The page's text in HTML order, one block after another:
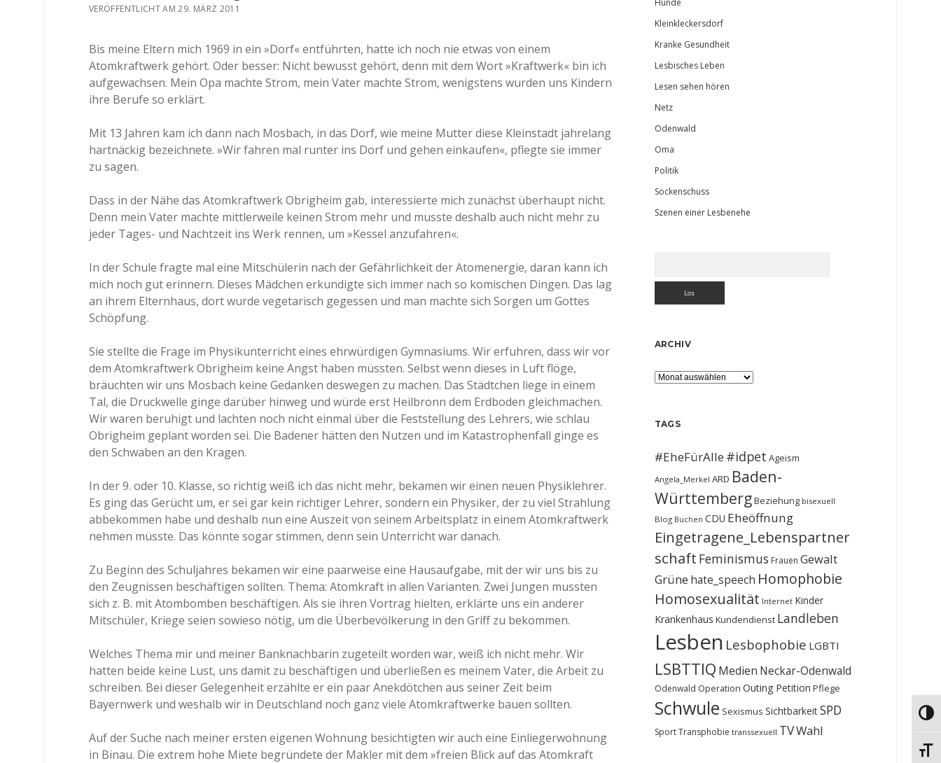
VERÖFFENTLICHT AM 29. MÄRZ 2011
Bis meine Eltern mich 1969 in ein »Dorf« entführten, hatte ich noch nie etwas von einem
Atomkraftwerk gehört. Oder besser: Nicht bewusst gehört, denn mit dem Wort »Kraftwerk« bin ich
aufgewachsen. Mein Opa machte Strom, mein Vater machte Strom, wenigstens wurden uns Kindern
ihre Berufe so erklärt.
Mit 13 Jahren kam ich dann nach Mosbach, in das Dorf, wie meine Mutter diese Kleinstadt jahrelang
hartnäckig bezeichnete. »Wir fahren mal runter ins Dorf und gehen einkaufen«, pflegte sie immer
zu sagen.
Dass in der Nähe das Atomkraftwerk Obrigheim gab, interessierte mich zunächst überhaupt nicht.
Denn mein Vater machte mittlerweile keinen Strom mehr und musste deshalb auch nicht mehr zu
jeder Tages- und Nachtzeit ins Werk rennen, um »Kessel anzufahren«.
In der Schule fragte mal eine Mitschülerin nach der Gefährlichkeit der Atomenergie, daran kann ich
mich noch gut erinnern. Dieses Mädchen erkundigte sich immer nach so komischen Dingen. Das lag
an ihrem Elternhaus, dort wurde vegetarisch gegessen und man machte sich Sorgen um Gottes
Schöpfung.
Sie stellte die Frage im Physikunterricht eines ehrwürdigen Gymnasiums. Wir erfuhren, dass wir vor
dem Atomkraftwerk Obrigheim keine Angst haben müssten. Selbst wenn dieses in Luft flöge,
bräuchten wir uns Mosbach keine Gedanken deswegen zu machen. Das Städtchen liege in einem
Tal, die Druckwelle ginge darüber hinweg und würde erst Heilbronn dem Erdboden gleichmachen.
Wir waren beruhigt und lachten noch nicht einmal über die Feststellung des Lehrers, wie schlau
Obrigheim geplant worden sei. Die Badener hätten den Nutzen und im Katastrophenfall ginge es
den Schwaben an den Kragen.
In der 9. oder 10. Klasse, so richtig weiß ich das nicht mehr, bekamen wir einen neuen Physiklehrer.
Es ging das Gerücht um, er sei gar kein richtiger Lehrer, sondern ein Physiker, der zu viel Strahlung
abbekommen habe und deshalb nun eine Auszeit von seinem Arbeitsplatz in einem Atomkraftwerk
nehmen müsste. Das könnte sogar stimmen, denn sein Unterricht war danach.
Zu Beginn des Schuljahres bekamen wir eine paarweise eine Hausaufgabe, mit der wir uns bis zu
den Zeugnissen beschäftigen sollten. Thema: Atomkraft in allen Varianten. Zwei Jungen mussten
sich z. B. mit Atombomben beschäftigen. Als sie ihren Vortrag hielten, erklärte uns ein anderer
Mitschüler, Kriege seien sowieso nötig, um die Überbevölkerung in den Griff zu bekommen.
Welches Thema mir und meiner Banknachbarin zugeteilt worden war, weiß ich nicht mehr. Wir
hatten beide keine Lust, uns damit zu beschäftigen und überließen es meinem Vater, die Arbeit zu
schreiben. Bei dieser Gelegenheit erzählte er ein paar Anekdötchen aus seiner Zeit beim
Bayernwerk und weshalb wir in Deutschland noch ganz viele Atomkraftwerke bauen sollten.
Auf der Suche nach meiner ersten eigenen Wohnung besichtigten wir auch eine Einliegerwohnung
in Binau. Die extrem hohe Miete begründete der Makler mit dem »freien Blick auf das Atomkraft
Hunde
Kleinkleckersdorf
Kranke Gesundheit
Lesbisches Leben
Lesen sehen hören
Netz
Odenwald
Oma
Politik
Sockenschuss
Szenen einer Lesbenehe
ARCHIV
Archiv
TAGS
#EheFürAlle#idpet Ageism
Angela_Merkel ARD Baden-
WürttembergBeziehung bisexuell
Blog Buchen CDU Eheöffnung
Eingetragene_Lebenspartner
schaft Feminismus Frauen Gewalt
Grüne hate_speech Homophobie
Homosexualität Internet Kinder
Krankenhaus Kundendienst Landleben
Lesben Lesbophobie LGBTI
LSBTTIQ Medien Neckar-Odenwald
Odenwald Operation Outing Petition Pflege
Schwule Sexismus SichtbarkeitSPD
SportTransphobie transsexuell TVWahl